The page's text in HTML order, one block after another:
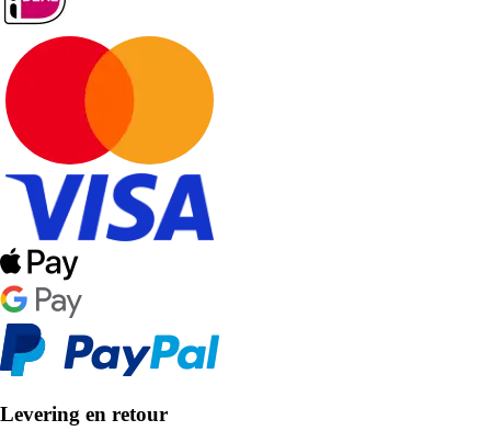
Levering en retour